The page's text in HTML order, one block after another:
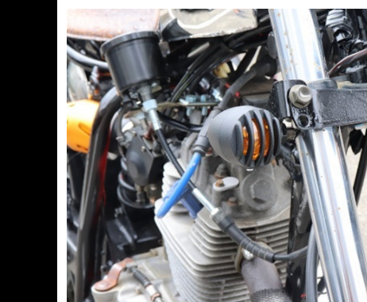
バイク ウインカー バードゲージ ウインカー マッドブラック 艶消しブラック 2個セット
カスタム
¥3,192